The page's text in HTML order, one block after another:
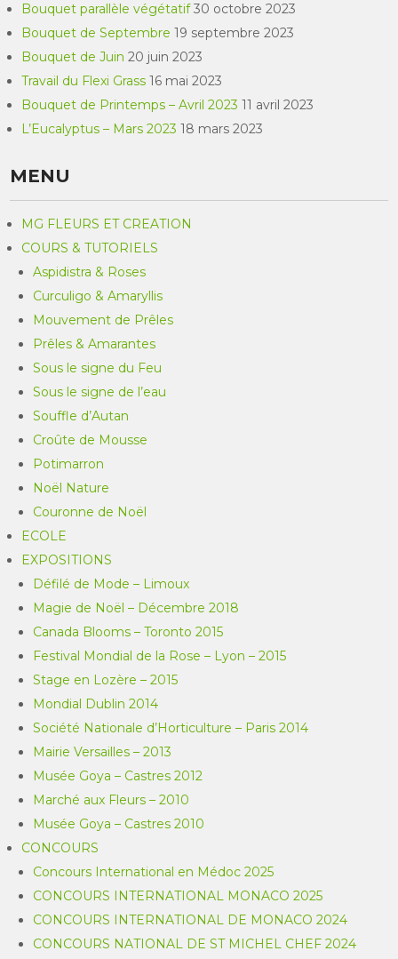
Bouquet parallèle végétatif 30 octobre 2023
Bouquet de Septembre 19 septembre 2023
Bouquet de Juin 20 juin 2023
Travail du Flexi Grass 16 mai 2023
Bouquet de Printemps – Avril 2023 11 avril 2023
L’Eucalyptus – Mars 2023 18 mars 2023
MENU
MG FLEURS ET CREATION
COURS & TUTORIELS
Aspidistra & Roses
Curculigo & Amaryllis
Mouvement de Prêles
Prêles & Amarantes
Sous le signe du Feu
Sous le signe de l’eau
Souffle d’Autan
Croûte de Mousse
Potimarron
Noël Nature
Couronne de Noël
ECOLE
EXPOSITIONS
Défilé de Mode – Limoux
Magie de Noël – Décembre 2018
Canada Blooms – Toronto 2015
Festival Mondial de la Rose – Lyon – 2015
Stage en Lozère – 2015
Mondial Dublin 2014
Société Nationale d’Horticulture – Paris 2014
Mairie Versailles – 2013
Musée Goya – Castres 2012
Marché aux Fleurs – 2010
Musée Goya – Castres 2010
CONCOURS
Concours International en Médoc 2025
CONCOURS INTERNATIONAL MONACO 2025
CONCOURS INTERNATIONAL DE MONACO 2024
CONCOURS NATIONAL DE ST MICHEL CHEF 2024